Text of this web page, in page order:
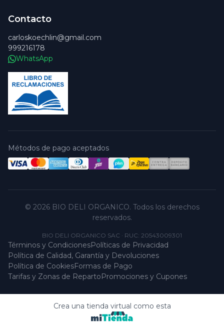
Contacto
carloskoechlin@gmail.com
999216178
WhatsApp
Métodos de pago aceptados
© 2026 BIO DELI ORGANICO. Todos los derechos
reservados.
BIO DELI ORGANICO SAC · RUC: 20543009301
Términos y CondicionesPolíticas de Privacidad
Política de Calidad, Garantía y Devoluciones
Política de CookiesFormas de Pago
Tarifas y Zonas de RepartoPromociones y Cupones
Crea una tienda virtual como esta